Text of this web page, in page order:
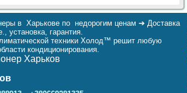
в Харькове по недорогим ценам ➔ Доставка
установка, гарантия.
техники Холод™ решит любую
кондиционирования.
Харьков